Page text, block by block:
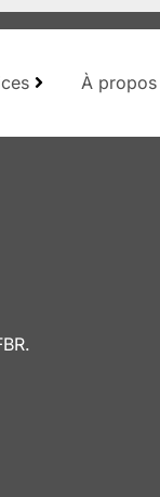
À propos